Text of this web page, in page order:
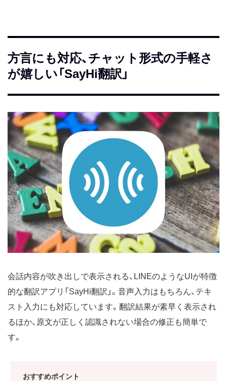
方言にも対応、チャット形式の手軽さ
が嬉しい「SayHi翻訳」
会話内容が吹き出しで表示される、LINEのようなUIが特徴
的な翻訳アプリ「SayHi翻訳」。音声入力はもちろん、テキ
スト入力にも対応しています。翻訳結果が素早く表示され
るほか、原文が正しく認識されない場合の修正も簡単で
す。
おすすめポイント